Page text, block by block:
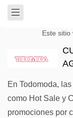
Este
En Todomoda,
como Hot Sale y
promociones por